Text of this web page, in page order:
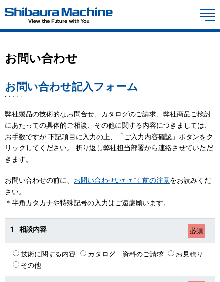
お問い合わせ
お問い合わせ記入フォーム
弊社製品の技術的なお問合せ、カタログのご請求、弊社商品ご検討
にあたっての具体的ご相談、その他に関する内容につきましては、
お手数ですが 下記項目に入力の上、「ご入力内容確認」ボタンをク
リックしてください。 折り返し弊社担当部署から連絡させていただ
きます。
お問い合わせの前に、 お問い合わせいただく前の注意をお読みくだ
さい。
＊半角カタカナや特殊記号の入力はご遠慮願います。
1 相談内容 必須
技術に関する内容 カタログ・資料のご請求
お見積り
その他